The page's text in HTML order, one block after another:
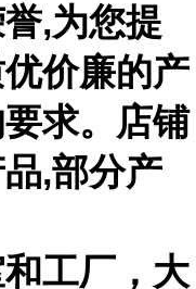
,为您提
价廉的产
求。店铺
,部分产
工厂，大